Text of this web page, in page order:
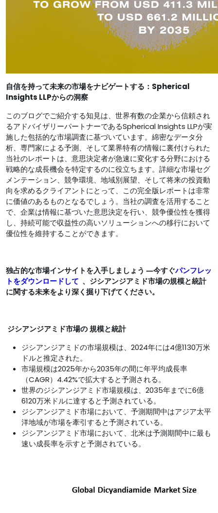
自信を持って未来の市場をナビゲートする：Spherical
Insights LLPからの洞察
このブログでご紹介する知見は、世界有数の企業から信頼され
るアドバイザリーパートナーであるSpherical Insights LLPが実
施した包括的な市場調査に基づいています。綿密なデータ分
析、専門家による予測、そして業界特有の情報に裏付けられた
当社のレポートは、意思決定者が急速に変化する分野における
戦略的な成長機会を特定するのに役立ちます。詳細な市場セグ
メンテーション、競争環境、地域別展望、そして将来の投資動
向を求めるクライアントにとって、この完全版レポートは非​​常
に価値のあるものとなるでしょう。当社の調査を活用すること
で、企業は情報に基づいた意思決定を行い、競争優位性を獲得
し、持続可能で収益性の高いソリューションへの移行において
優位性を維持することができます。
独占的な市場インサイトを入手しましょう ―今すぐパンフレッ
トをダウンロードして 、ジシアンジアミド市場の規模と統計
に関する未来をより深く掘り下げてください。
ジシアンジアミド市場の規模と統計
ジシアンジアミドの市場規模は、2024年には4億1130万米
ドルと推定された。
市場規模は2025年から2035年の間に年平均成長率
（CAGR）4.42%で拡大すると予測される。
世界のジシアンジアミド市場規模は、2035年までに6億
6120万米ドルに達すると予測されている。
ジシアンジアミド市場において、予測期間中はアジア太平
洋地域が市場を牽引すると予測されている。
ジシアンジアミド市場において、北米は予測期間中に最も
速い成長率を示すと予測されている。